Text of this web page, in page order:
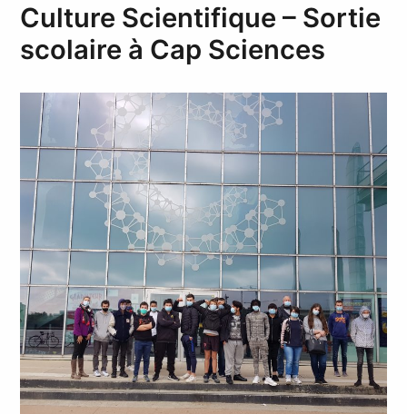
Culture Scientifique – Sortie
scolaire à Cap Sciences